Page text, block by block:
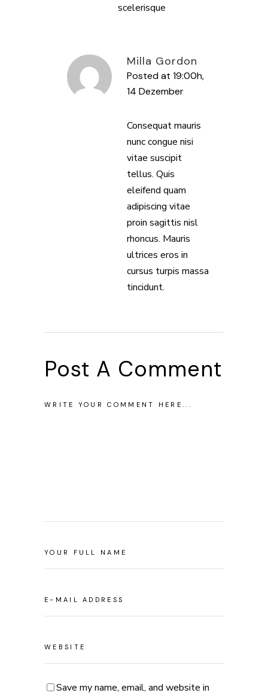
scelerisque
Milla Gordon
Posted at 19:00h,
14 Dezember
Consequat mauris
nunc congue nisi
vitae suscipit
tellus. Quis
eleifend quam
adipiscing vitae
proin sagittis nisl
rhoncus. Mauris
ultrices eros in
cursus turpis massa
tincidunt.
Post A Comment
Save my name, email, and website in